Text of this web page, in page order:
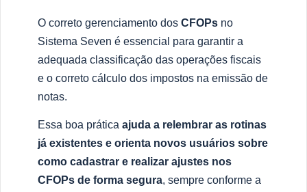
O correto gerenciamento dos CFOPs no
Sistema Seven é essencial para garantir a
adequada classificação das operações fiscais
e o correto cálculo dos impostos na emissão de
notas.
Essa boa prática ajuda a relembrar as rotinas
já existentes e orienta novos usuários sobre
como cadastrar e realizar ajustes nos
CFOPs de forma segura, sempre conforme a